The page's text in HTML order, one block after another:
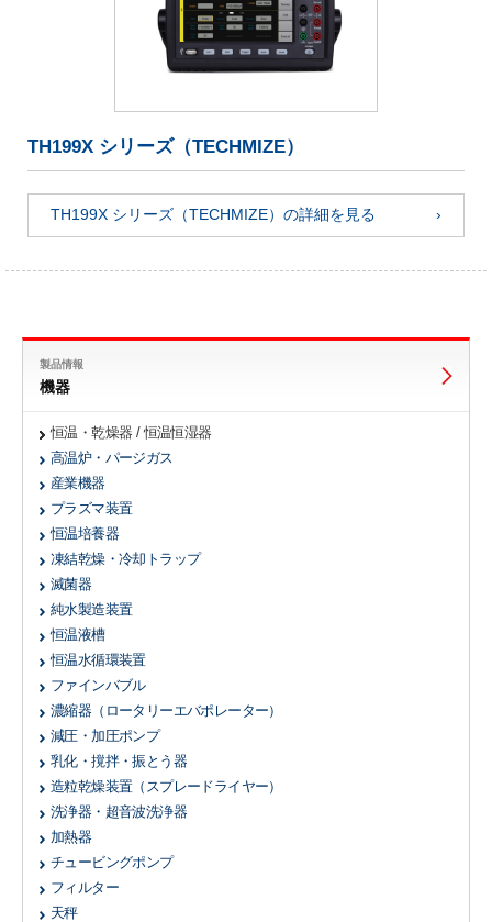
TH199X シリーズ（TECHMIZE）
TH199X シリーズ（TECHMIZE）の詳細を見る
製品情報
機器
恒温・乾燥器 / 恒温恒湿器
高温炉・パージガス
産業機器
プラズマ装置
恒温培養器
凍結乾燥・冷却トラップ
滅菌器
純水製造装置
恒温液槽
恒温水循環装置
ファインバブル
濃縮器（ロータリーエバポレーター）
減圧・加圧ポンプ
乳化・撹拌・振とう器
造粒乾燥装置（スプレードライヤー）
洗浄器・超音波洗浄器
加熱器
チュービングポンプ
フィルター
天秤